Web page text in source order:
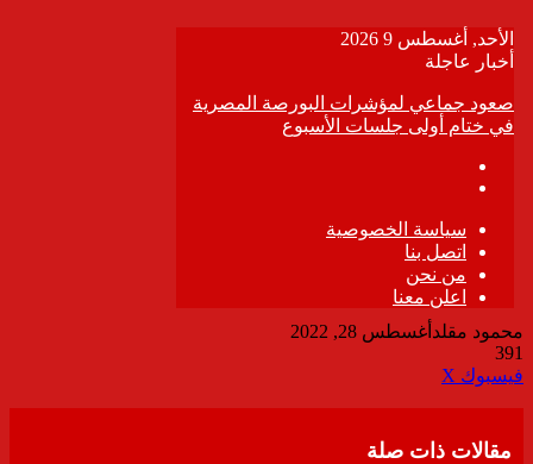
محمود مقلد أغسطس 28, 2022
391
فيسبوك ‫X
مقالات ذات صلة